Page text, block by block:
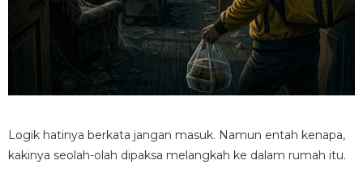
Logik hatinya berkata jangan masuk. Namun entah kenapa,
kakinya seolah-olah dipaksa melangkah ke dalam rumah itu.